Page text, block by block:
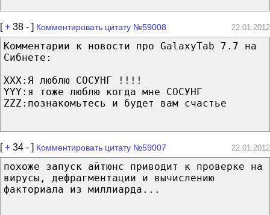
[+ 38 - ] Комментировать цитату №59008 22.01.2012
Комментарии к новости про GalaxyTab 7.7 на
Сибнете:
XXX:Я люблю СОСУНГ !!!!
YYY:я тоже люблю когда мне СОСУНГ
ZZZ:познакомьтесь и будет вам счастье
[+ 34 - ] Комментировать цитату №59007 22.01.2012
похоже запуск айтюнс приводит к проверке на
вирусы, дефрагментации и вычислению
факториала из миллиарда...